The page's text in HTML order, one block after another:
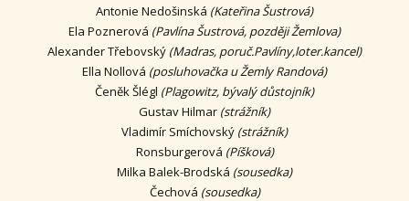
Antonie Nedošinská (Kateřina Šustrová)
Ela Poznerová (Pavlína Šustrová, později Žemlova)
Alexander Třebovský (Madras, poruč.Pavlíny,loter.kancel)
Ella Nollová (posluhovačka u Žemly Randová)
Čeněk Šlégl (Plagowitz, bývalý důstojník)
Gustav Hilmar (strážník)
Vladimír Smíchovský (strážník)
Ronsburgerová (Píšková)
Milka Balek-Brodská (sousedka)
Čechová (sousedka)